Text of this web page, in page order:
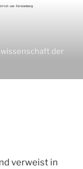
der
verweist in